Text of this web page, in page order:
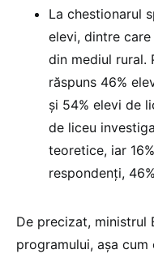
La chestionarul
elevi, dintre
din mediul rural.
răspuns 46%
şi 54% elevi de
de liceu
teoretice, iar
respondenţi,
De precizat, ministrul
programului, așa